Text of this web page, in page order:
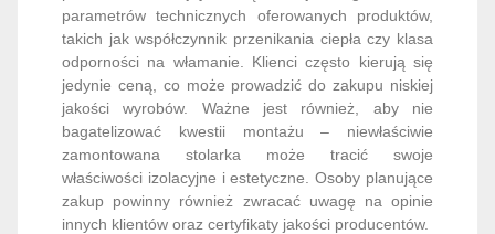
parametrów technicznych oferowanych produktów,
takich jak współczynnik przenikania ciepła czy klasa
odporności na włamanie. Klienci często kierują się
jedynie ceną, co może prowadzić do zakupu niskiej
jakości wyrobów. Ważne jest również, aby nie
bagatelizować kwestii montażu – niewłaściwie
zamontowana stolarka może tracić swoje
właściwości izolacyjne i estetyczne. Osoby planujące
zakup powinny również zwracać uwagę na opinie
innych klientów oraz certyfikaty jakości producentów.